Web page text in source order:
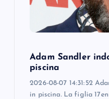
Adam Sandler
piscina
2026-08-07 14:31:52
in piscina. La figlia